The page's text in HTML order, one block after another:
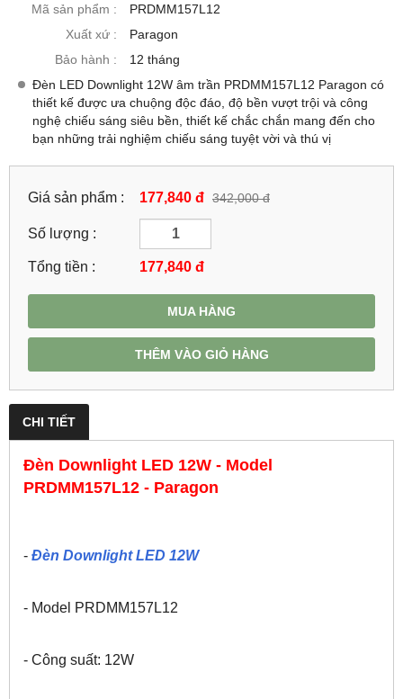
Mã sản phẩm :
PRDMM157L12
Xuất xứ :
Paragon
Bảo hành :
12 tháng
Đèn LED Downlight 12W âm trần PRDMM157L12 Paragon có
thiết kế được ưa chuộng độc đáo, độ bền vượt trội và công
nghệ chiếu sáng siêu bền, thiết kế chắc chắn mang đến cho
bạn những trải nghiệm chiếu sáng tuyệt vời và thú vị
Giá sản phẩm : 177,840 đ 342,000 đ
Số lượng :
Tổng tiền : 177,840 đ
MUA HÀNG
THÊM VÀO GIỎ HÀNG
CHI TIẾT
Đèn Downlight LED 12W - Model
PRDMM157L12 - Paragon
- Đèn Downlight LED 12W
- Model PRDMM157L12
- Công suất: 12W